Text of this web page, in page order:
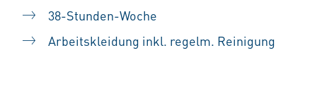
38-Stunden-Woche
Arbeitskleidung inkl. regelm. Reinigung